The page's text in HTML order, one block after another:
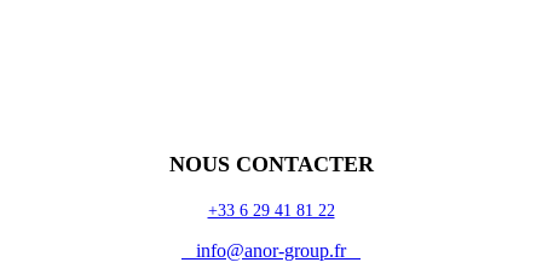
NOUS CONTACTER
+33 6 29 41 81 22
info@anor-group.fr